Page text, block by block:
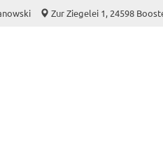
Zur Ziegelei 1, 24598